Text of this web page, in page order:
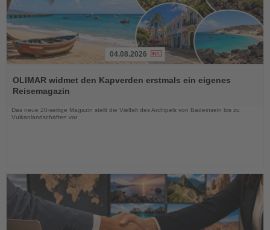
Sie
die
Nachrichten
04.08.2026
OLIMAR widmet den Kapverden erstmals ein eigenes
Reisemagazin
Das neue 20-seitige Magazin stellt die Vielfalt des Archipels von Badeinseln bis zu
Vulkanlandschaften vor